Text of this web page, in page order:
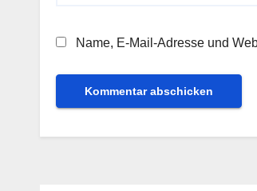
Name, E-Mail-Adresse und